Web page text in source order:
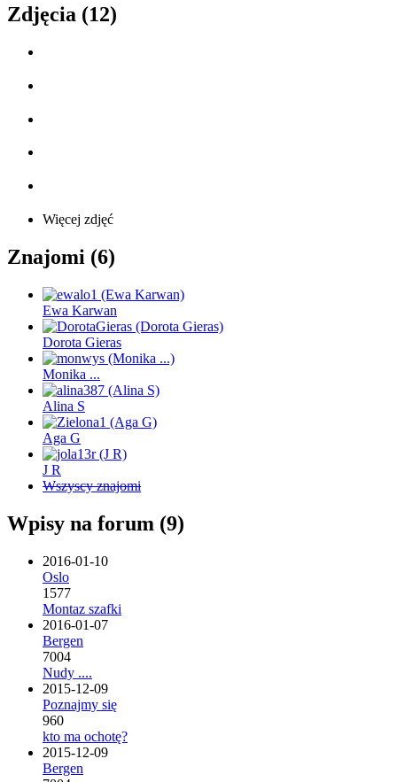
Zdjęcia (12)
Więcej zdjęć
Znajomi (6)
Ewa Karwan
Dorota Gieras
Monika ...
Alina S
Aga G
J R
Wszyscy znajomi
Wpisy na forum (9)
2016-01-10
Oslo
1577
Montaz szafki
2016-01-07
Bergen
7004
Nudy ....
2015-12-09
Poznajmy się
960
kto ma ochotę?
2015-12-09
Bergen